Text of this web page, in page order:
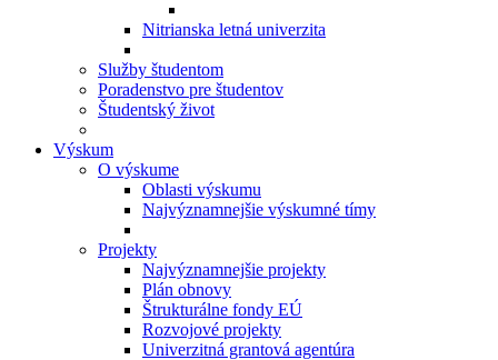
Nitrianska letná univerzita
Služby študentom
Poradenstvo pre študentov
Študentský život
Výskum
O výskume
Oblasti výskumu
Najvýznamnejšie výskumné tímy
Projekty
Najvýznamnejšie projekty
Plán obnovy
Štrukturálne fondy EÚ
Rozvojové projekty
Univerzitná grantová agentúra